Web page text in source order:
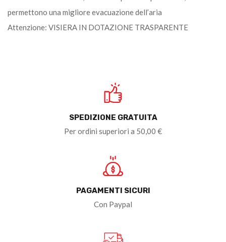
permettono una migliore evacuazione dell’aria
Attenzione: VISIERA IN DOTAZIONE TRASPARENTE
SPEDIZIONE GRATUITA
Per ordini superiori a 50,00 €
PAGAMENTI SICURI
Con Paypal